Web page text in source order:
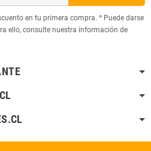
en tu primera compra. * Puede darse
ello, consulte nuestra información de